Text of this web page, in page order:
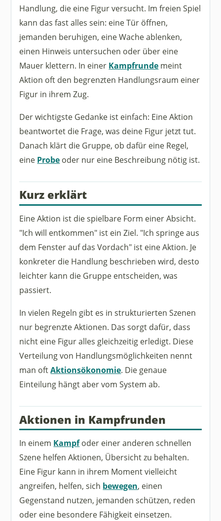
Handlung, die eine Figur versucht. Im freien Spiel
kann das fast alles sein: eine Tür öffnen,
jemanden beruhigen, eine Wache ablenken,
einen Hinweis untersuchen oder über eine
Mauer klettern. In einer Kampfrunde meint
Aktion oft den begrenzten Handlungsraum einer
Figur in ihrem Zug.
Der wichtigste Gedanke ist einfach: Eine Aktion
beantwortet die Frage, was deine Figur jetzt tut.
Danach klärt die Gruppe, ob dafür eine Regel,
eine Probe oder nur eine Beschreibung nötig ist.
Kurz erklärt
Eine Aktion ist die spielbare Form einer Absicht.
"Ich will entkommen" ist ein Ziel. "Ich springe aus
dem Fenster auf das Vordach" ist eine Aktion. Je
konkreter die Handlung beschrieben wird, desto
leichter kann die Gruppe entscheiden, was
passiert.
In vielen Regeln gibt es in strukturierten Szenen
nur begrenzte Aktionen. Das sorgt dafür, dass
nicht eine Figur alles gleichzeitig erledigt. Diese
Verteilung von Handlungsmöglichkeiten nennt
man oftAktionsökonomie. Die genaue
Einteilung hängt aber vom System ab.
Aktionen in Kampfrunden
In einem Kampfoder einer anderen schnellen
Szene helfen Aktionen, Übersicht zu behalten.
Eine Figur kann in ihrem Moment vielleicht
angreifen, helfen, sich bewegen, einen
Gegenstand nutzen, jemanden schützen, reden
oder eine besondere Fähigkeit einsetzen.